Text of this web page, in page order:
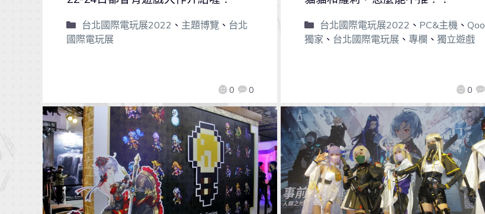
0 0
台北國際電玩展2022 、 主題博覽、 台北
國際電玩展
0
台北國際電玩展2022 、 PC&主機、 Qoo
獨家 、 台北國際電玩展、 專欄 、 獨立遊戲